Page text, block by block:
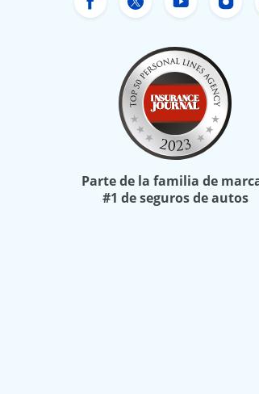
Facebook de Freeway
Twitter deYouTube
Parte de la familia de
#1 de seguros de autos